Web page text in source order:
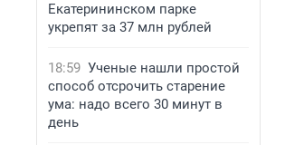
Екатерининском парке
укрепят за 37 млн рублей
18:59 Ученые нашли простой
способ отсрочить старение
ума: надо всего 30 минут в
день